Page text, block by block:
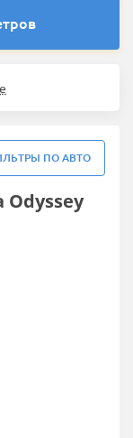
ПО АВТО
Odyssey